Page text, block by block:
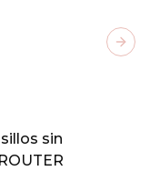
sin